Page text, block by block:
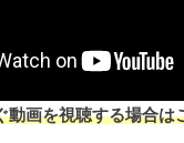
動画を視聴する場合は